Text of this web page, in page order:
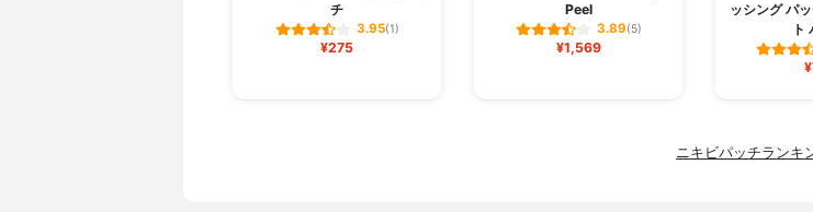
チ
3.95(1)
¥275
Peel
3.89(5)
¥1,569
ッシング パ
ト
ニキビパッチランキ